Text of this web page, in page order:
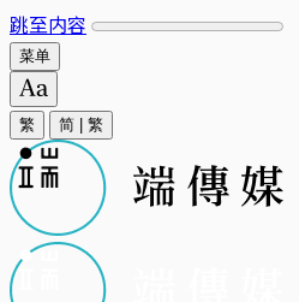
跳至内容
菜单
繁 简 繁